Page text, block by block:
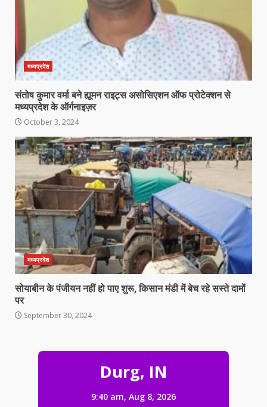
मध्यप्रदेश
संतोष कुमार वर्मा बने ह्यूमन राइट्स असोसिएशन ऑफ प्रोटेक्शन से
मध्यप्रदेश के ऑर्गनाइज़र
October 3, 2024
मध्यप्रदेश
सोयाबीन के पंजीयन नहीं हो पाए शुरू, किसान मंडी में बेच रहे सस्ते दामों
पर
September 30, 2024
Durg, IN
9:40 am, Aug 8, 2026
NSUI के हस्तक्षेप के बाद छात्राओं से कथित
August 8, 2026